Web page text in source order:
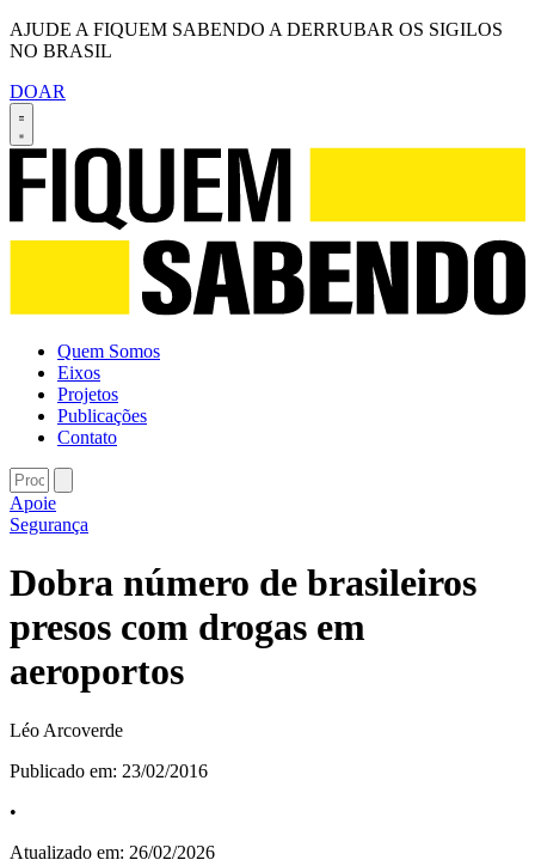
AJUDE A FIQUEM SABENDO A DERRUBAR OS SIGILOS
NO BRASIL
DOAR
Quem Somos
Eixos
Projetos
Publicações
Contato
Apoie
Segurança
Dobra número de brasileiros
presos com drogas em
aeroportos
Léo Arcoverde
Publicado em: 23/02/2016
•
Atualizado em: 26/02/2026